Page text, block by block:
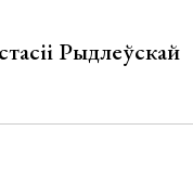
Рыдлеўскай